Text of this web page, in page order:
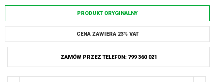
PRODUKT ORYGINALNY
CENA ZAWIERA 23% VAT
ZAMÓW PRZEZ TELEFON: 799 360 021